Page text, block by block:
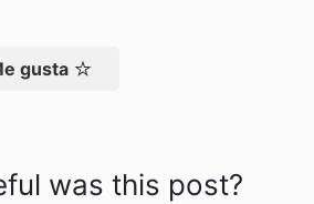
gusta
was this post?